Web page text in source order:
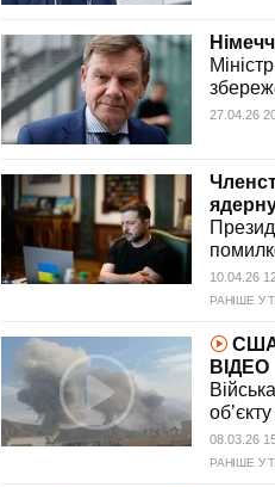
27.04.26
10.04.26
РАНІШЕ У
США
ВIДЕО
08.03.26
РАНІШЕ У